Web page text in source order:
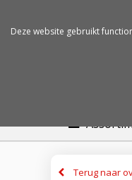
Terug naar
Deze website gebruikt